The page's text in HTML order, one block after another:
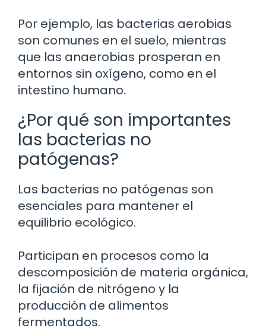
Por ejemplo, las bacterias aerobias
son comunes en el suelo, mientras
que las anaerobias prosperan en
entornos sin oxígeno, como en el
intestino humano.
¿Por qué son importantes
las bacterias no
patógenas?
Las bacterias no patógenas son
esenciales para mantener el
equilibrio ecológico.
Participan en procesos como la
descomposición de materia orgánica,
la fijación de nitrógeno y la
producción de alimentos
fermentados.